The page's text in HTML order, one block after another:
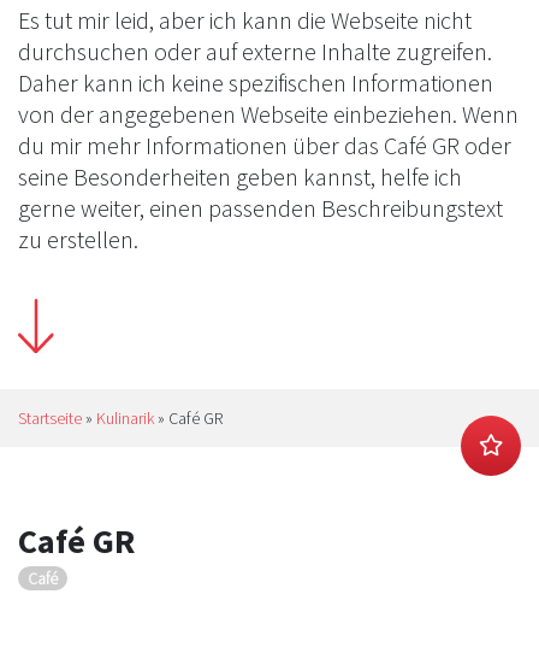
Es tut mir leid, aber ich kann die Webseite nicht
durchsuchen oder auf externe Inhalte zugreifen.
Daher kann ich keine spezifischen Informationen
von der angegebenen Webseite einbeziehen. Wenn
du mir mehr Informationen über das Café GR oder
seine Besonderheiten geben kannst, helfe ich
gerne weiter, einen passenden Beschreibungstext
zu erstellen.
Startseite » Kulinarik » Café GR
Café GR
Café